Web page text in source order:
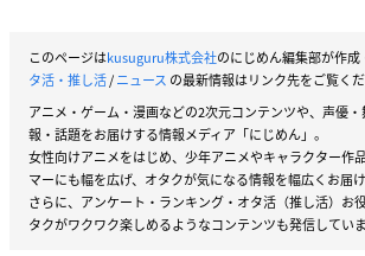
このページはkusuguru株式会社のにじめん編集部が作成
タ活・推し活/ニュース の最新情報はリンク先をご覧くだ
アニメ・ゲーム・漫画などの2次元コンテンツや、声優
報・話題をお届けする情報メディア「にじめん」。
女性向けアニメをはじめ、少年アニメやキャラクター作
マーにも幅を広げ、オタクが気になる情報を幅広くお届け
さらに、アンケート・ランキング・オタ活（推し活）お
タクがワクワク楽しめるようなコンテンツも発信していま